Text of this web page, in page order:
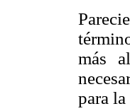
más
para